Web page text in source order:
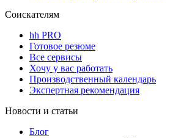
Соискателям
hh PRO
Готовое резюме
Все сервисы
Хочу у вас работать
Производственный календарь
Экспертная рекомендация
Новости и статьи
Блог